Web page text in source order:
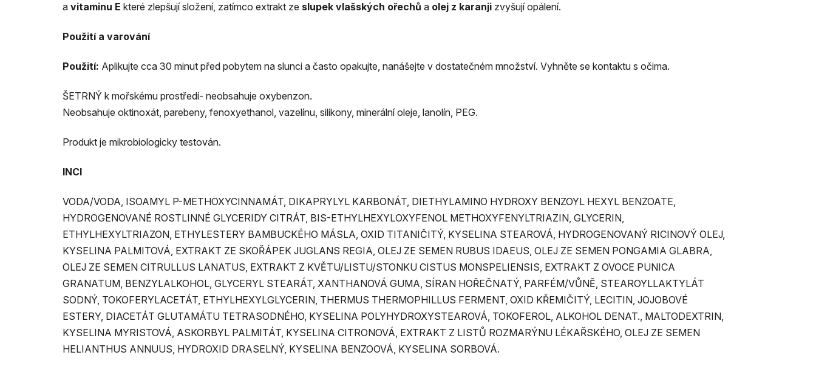
a vitaminu E které zlepšují složení, zatímco extrakt ze slupek vlašských ořechů a olej z karanji zvyšují opálení.
Použití a varování
Použití: Aplikujte cca 30 minut před pobytem na slunci a často opakujte, nanášejte v dostatečném množství. Vyhněte se kontaktu s očima.
ŠETRNÝ k mořskému prostředí- neobsahuje oxybenzon.
Neobsahuje oktinoxát, parebeny, fenoxyethanol, vazelínu, silikony, minerální oleje, lanolín, PEG.
Produkt je mikrobiologicky testován.
INCI
VODA/VODA, ISOAMYL P-METHOXYCINNAMÁT, DIKAPRYLYL KARBONÁT, DIETHYLAMINO HYDROXY BENZOYL HEXYL BENZOATE,
HYDROGENOVANÉ ROSTLINNÉ GLYCERIDY CITRÁT, BIS-ETHYLHEXYLOXYFENOL METHOXYFENYLTRIAZIN, GLYCERIN,
ETHYLHEXYLTRIAZON, ETHYLESTERY BAMBUCKÉHO MÁSLA, OXID TITANIČITÝ, KYSELINA STEAROVÁ, HYDROGENOVANÝ RICINOVÝ OLEJ,
KYSELINA PALMITOVÁ, EXTRAKT ZE SKOŘÁPEK JUGLANS REGIA, OLEJ ZE SEMEN RUBUS IDAEUS, OLEJ ZE SEMEN PONGAMIA GLABRA,
OLEJ ZE SEMEN CITRULLUS LANATUS, EXTRAKT Z KVĚTU/LISTU/STONKU CISTUS MONSPELIENSIS, EXTRAKT Z OVOCE PUNICA
GRANATUM, BENZYLALKOHOL, GLYCERYL STEARÁT, XANTHANOVÁ GUMA, SÍRAN HOŘEČNATÝ, PARFÉM/VŮNĚ, STEAROYLLAKTYLÁT
SODNÝ, TOKOFERYLACETÁT, ETHYLHEXYLGLYCERIN, THERMUS THERMOPHILLUS FERMENT, OXID KŘEMIČITÝ, LECITIN, JOJOBOVÉ
ESTERY, DIACETÁT GLUTAMÁTU TETRASODNÉHO, KYSELINA POLYHYDROXYSTEAROVÁ, TOKOFEROL, ALKOHOL DENAT., MALTODEXTRIN,
KYSELINA MYRISTOVÁ, ASKORBYL PALMITÁT, KYSELINA CITRONOVÁ, EXTRAKT Z LISTŮ ROZMARÝNU LÉKAŘSKÉHO, OLEJ ZE SEMEN
HELIANTHUS ANNUUS, HYDROXID DRASELNÝ, KYSELINA BENZOOVÁ, KYSELINA SORBOVÁ.